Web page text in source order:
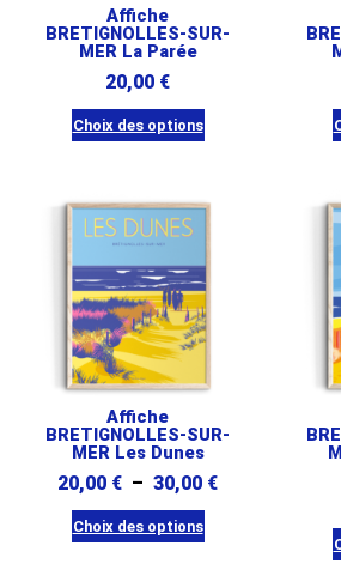
sur
la
page
du
produit
Affiche
BRETIGNOLLES-SUR-
MER La Parée
20,00 €
Choix des options
a
plusieurs
variations.
Les
options
peuvent
être
choisies
sur
la
page
du
Affiche
BRETIGNOLLES-SUR-
MER Les Dunes
20,00 € – 30,00 €Plage
Choix des options